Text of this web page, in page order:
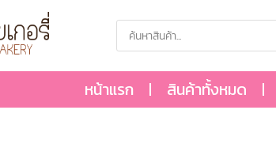
หน้าแรก สินค้าทั้งหมด